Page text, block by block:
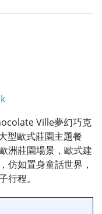
Ville夢幻巧克
型歐式莊園主題餐
洲莊園場景，歐式建
仿如置身童話世界，
行程。